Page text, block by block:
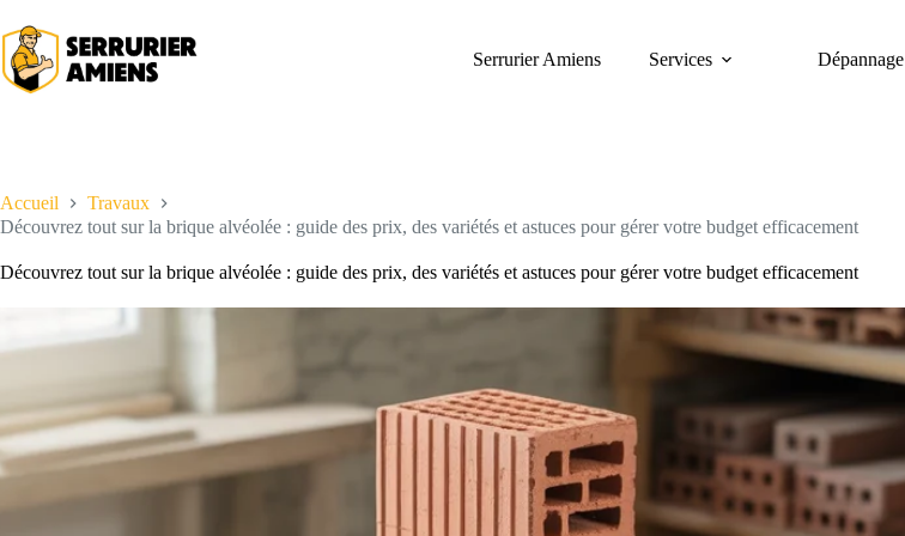
au
contenu
Serrurier Amiens Services Dépannage
Accueil
Travaux
Découvrez tout sur la brique alvéolée : guide des prix, des variétés et astuces pour gérer votre budget efficacement
Découvrez tout sur la brique alvéolée : guide des prix, des variétés et astuces pour gérer votre budget efficacement